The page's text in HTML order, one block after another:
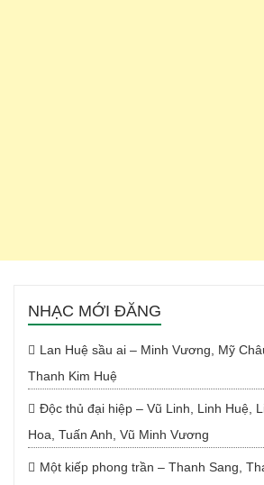
NHẠC MỚI ĐĂNG
Lan Huệ sầu ai – Minh Vương, Mỹ
Thanh Kim Huệ
Độc thủ đại hiệp – Vũ Linh, Linh Huệ,
Hoa, Tuấn Anh, Vũ Minh Vương
Một kiếp phong trần – Thanh Sang,